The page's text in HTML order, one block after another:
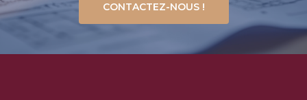
CONTACTEZ-NOUS !